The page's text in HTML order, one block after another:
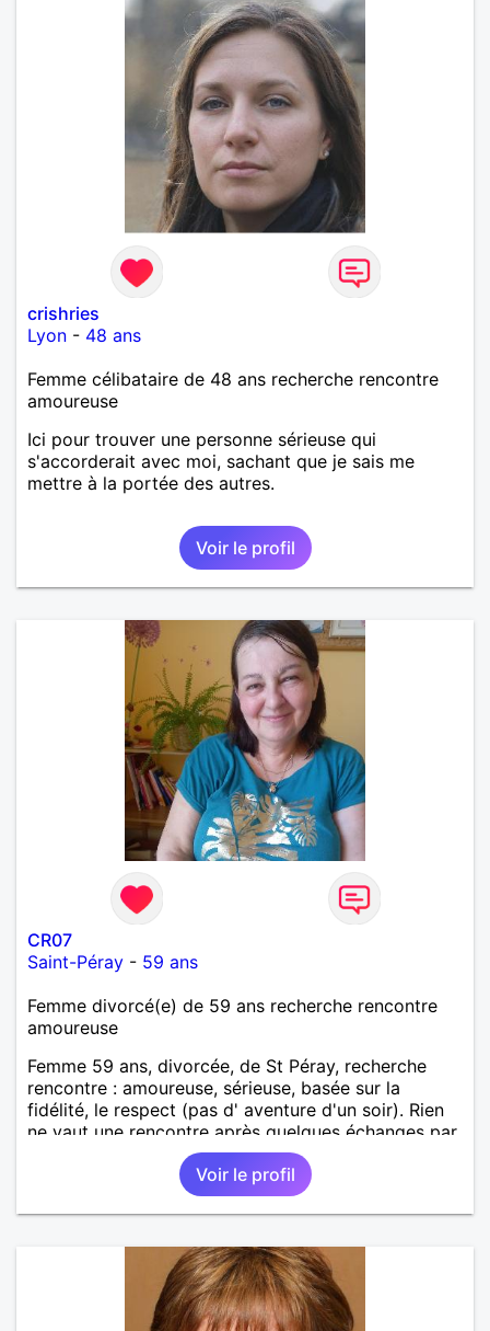
crishries
Lyon - 48 ans
Femme célibataire de 48 ans recherche rencontre
amoureuse
Ici pour trouver une personne sérieuse qui
s'accorderait avec moi, sachant que je sais me
mettre à la portée des autres.
Voir le profil
CR07
Saint-Péray - 59 ans
Femme divorcé(e) de 59 ans recherche rencontre
amoureuse
Femme 59 ans, divorcée, de St Péray, recherche
rencontre : amoureuse, sérieuse, basée sur la
fidélité, le respect (pas d' aventure d'un soir). Rien
ne vaut une rencontre après quelques échanges par
messages pour savoir si il y a un feeling entre les
deux et le désir de se revoir. Au plaisir de se
Voir le profil